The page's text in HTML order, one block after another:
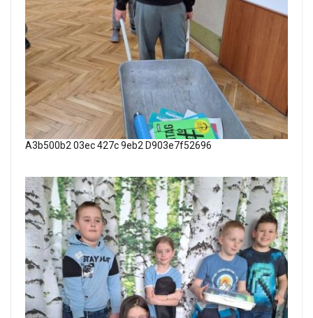
A3b500b2 03ec 427c 9eb2 D903e7f52696